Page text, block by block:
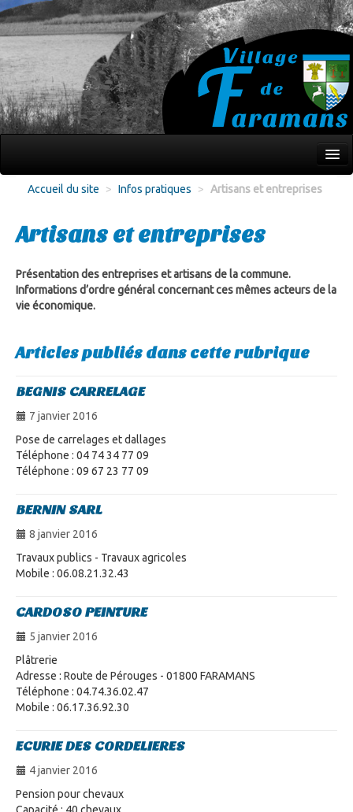
Culture Loisirs
Associations
Environnement
Accueil du site > Infos pratiques > Artisans et entreprises
Artisans et entreprises
Présentation des entreprises et artisans de la commune.
Informations d’ordre général concernant ces mêmes acteurs de la
vie économique.
Articles publiés dans cette rubrique
BEGNIS CARRELAGE
7 janvier 2016
Pose de carrelages et dallages
Téléphone : 04 74 34 77 09
Téléphone : 09 67 23 77 09
BERNIN SARL
8 janvier 2016
Travaux publics - Travaux agricoles
Mobile : 06.08.21.32.43
CARDOSO PEINTURE
5 janvier 2016
Plâtrerie
Adresse : Route de Pérouges - 01800 FARAMANS
Téléphone : 04.74.36.02.47
Mobile : 06.17.36.92.30
ECURIE DES CORDELIERES
4 janvier 2016
Pension pour chevaux